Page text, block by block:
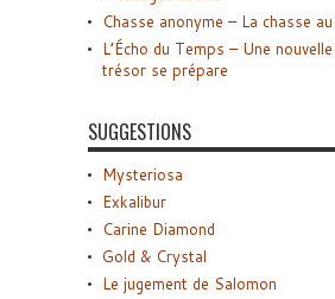
Chasse anonyme – La chasse
L’Écho du Temps – Une
trésor se prépare
SUGGESTIONS
Mysteriosa
Exkalibur
Carine Diamond
Gold & Crystal
Le jugement de Salomon